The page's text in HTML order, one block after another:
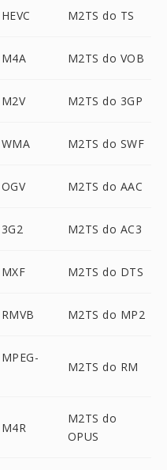
M2TS do TS
M2TS do VOB
M2TS do 3GP
M2TS do SWF
M2TS do AAC
M2TS do AC3
M2TS do DTS
M2TS do MP2
M2TS do RM
M2TS do
OPUS